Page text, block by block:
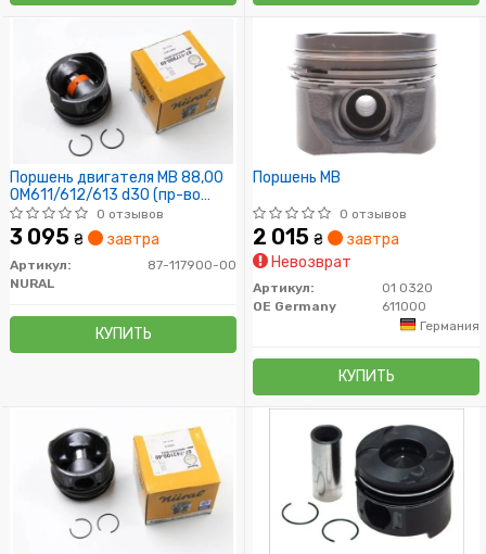
Поршень двигателя MB 88,00
OM611/612/613 d30 (пр-во
NURAL)
0 отзывов
3 095 ₴ завтра
Артикул:
87-117900-00
NURAL
КУПИТЬ
Поршень MB
0 отзывов
2 015 ₴
завтра
Невозврат
Артикул:
01 0320
611000
OE Germany
Германия
КУПИТЬ